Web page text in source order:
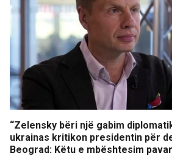
“Zelensky bëri një gabim
ukrainas kritikon presidentin për
Beograd: Këtu e mbështesim